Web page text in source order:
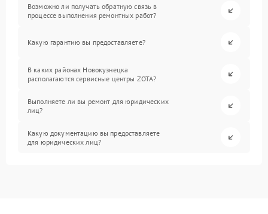
Возможно ли получать обратную связь в
процессе выполнения ремонтных работ?
Какую гарантию вы предоставляете?
В каких районах Новокузнецка
располагаются сервисные центры ZOTA?
Выполняете ли вы ремонт для юридических
лиц?
Какую документацию вы предоставляете
для юридических лиц?